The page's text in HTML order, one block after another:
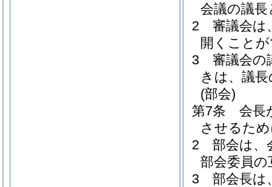
会議の議
2
審議会は
開くこと
3
審議会の
きは、議
(部会)
第7条
会長
させるた
2
部会は、
部会委員
3
部会長は